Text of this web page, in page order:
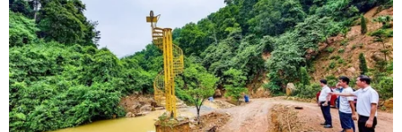
Trung Quốc-Venezuela nâng tầm quan hệ
đối tác chiến lược
22/04/2014 11:08
Ngoại trưởng Trung Quốc Vương Nghị đang ở thăm
Venezuela cam kết thúc đẩy quan hệ đối tác chiến lược